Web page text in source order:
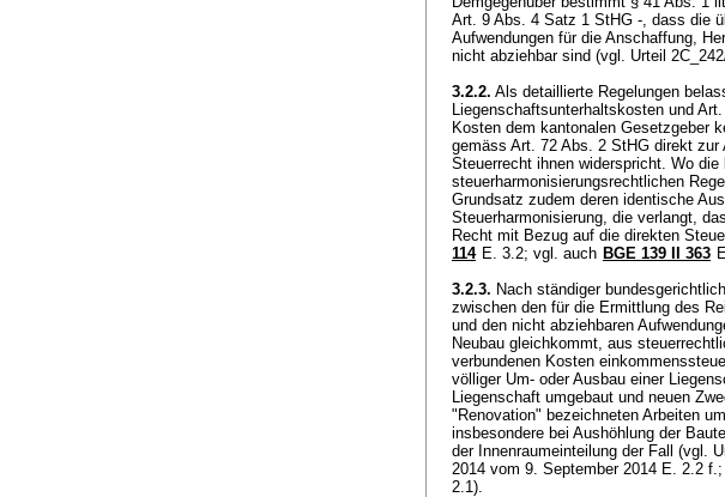
Art. 9 Abs. 4 Satz 1 StHG -, dass die
Aufwendungen für die Anschaffung,
nicht abziehbar sind (vgl. Urteil
3.2.2. Als detaillierte Regelungen
Liegenschaftsunterhaltskosten und
Kosten dem kantonalen Gesetzgeber
gemäss Art. 72 Abs. 2 StHG direkt zur
Steuerrecht ihnen widerspricht. Wo
steuerharmonisierungsrechtlichen
Grundsatz zudem deren identische
Steuerharmonisierung, die verlangt,
Recht mit Bezug auf die direkten
114 E. 3.2; vgl. auch BGE 139 II 363
3.2.3. Nach ständiger
zwischen den für die Ermittlung des
und den nicht abziehbaren
Neubau gleichkommt, aus
verbundenen Kosten
völliger Um- oder Ausbau einer
Liegenschaft umgebaut und neuen
"Renovation" bezeichneten Arbeiten
insbesondere bei Aushöhlung der
der Innenraumeinteilung der Fall (vgl.
2014 vom 9. September 2014 E. 2.2
2.1).